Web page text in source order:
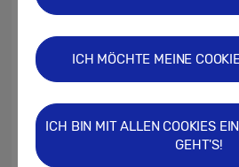
Kassenbelegs bzw. der
Rechnung unter
(gilt nicht beim Erwerb im
bei bestimmten Händlern, bei
direkt vom Kaufpreis abgezogen
Kunden als
ICH MÖCHTE MEINE
ICH BIN MIT ALLEN COOKIES
GEHT'S!